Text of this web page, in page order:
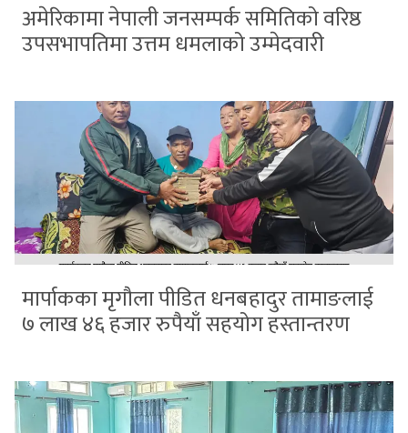
अमेरिकामा नेपाली जनसम्पर्क समितिको वरिष्ठ
उपसभापतिमा उत्तम धमलाको उम्मेदवारी
मार्पाकका मृगौला पीडित धनबहादुर तामाङलाई
७ लाख ४६ हजार रुपैयाँ सहयोग हस्तान्तरण